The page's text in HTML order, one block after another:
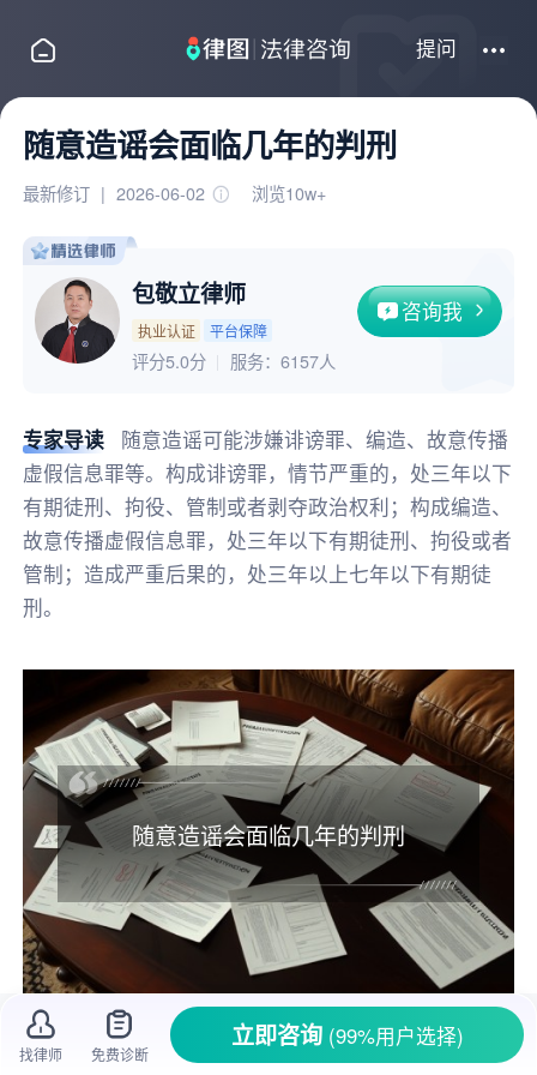
提问
随意造谣会面临几年的判刑
最新修订 | 2026-06-02 浏览10w+
包敬立律师
执业认证 平台保障
咨询我
评分5.0分 服务： 6157人
专家导读
随意造谣可能涉嫌诽谤罪、编造、故意传播
虚假信息罪等。构成诽谤罪，情节严重的，处三年以下
有期徒刑、拘役、管制或者剥夺政治权利；构成编造、
故意传播虚假信息罪，处三年以下有期徒刑、拘役或者
管制；造成严重后果的，处三年以上七年以下有期徒
刑。
随意造谣会面临几年的判刑
在生活里，有时候我们会听到一些毫无根据
找律师 免费诊断
立即咨询 (99%用户选择)